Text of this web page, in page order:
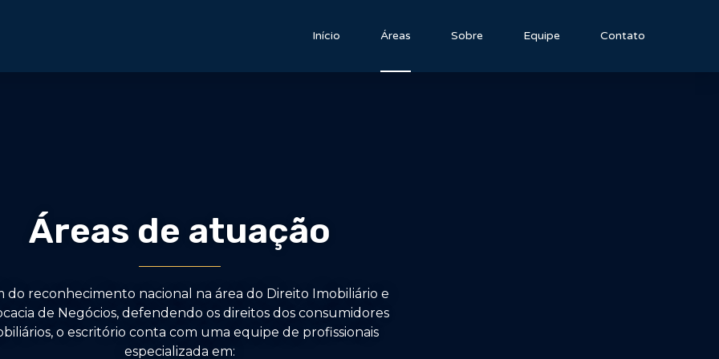
Início Áreas Sobre Equipe Contato
Áreas de atuação
do reconhecimento nacional na área do Direito Imobiliário e
de Negócios, defendendo os direitos dos consumidores
o escritório conta com uma equipe de profissionais
especializada em: